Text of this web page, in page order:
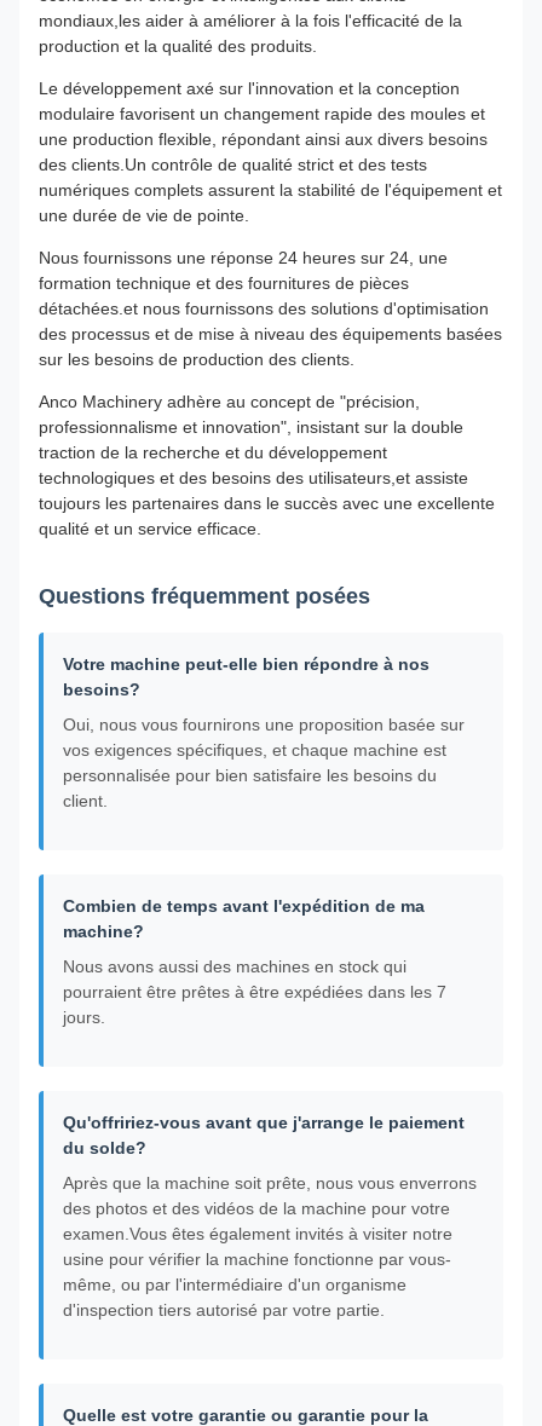
mondiaux,les aider à améliorer à la fois l'efficacité de la
production et la qualité des produits.
Le développement axé sur l'innovation et la conception
modulaire favorisent un changement rapide des moules et
une production flexible, répondant ainsi aux divers besoins
des clients.Un contrôle de qualité strict et des tests
numériques complets assurent la stabilité de l'équipement et
une durée de vie de pointe.
Nous fournissons une réponse 24 heures sur 24, une
formation technique et des fournitures de pièces
détachées.et nous fournissons des solutions d'optimisation
des processus et de mise à niveau des équipements basées
sur les besoins de production des clients.
Anco Machinery adhère au concept de "précision,
professionnalisme et innovation", insistant sur la double
traction de la recherche et du développement
technologiques et des besoins des utilisateurs,et assiste
toujours les partenaires dans le succès avec une excellente
qualité et un service efficace.
Questions fréquemment posées
Votre machine peut-elle bien répondre à nos
besoins?
Oui, nous vous fournirons une proposition basée sur
vos exigences spécifiques, et chaque machine est
personnalisée pour bien satisfaire les besoins du
client.
Combien de temps avant l'expédition de ma
machine?
Nous avons aussi des machines en stock qui
pourraient être prêtes à être expédiées dans les 7
jours.
Qu'offririez-vous avant que j'arrange le paiement
du solde?
Après que la machine soit prête, nous vous enverrons
des photos et des vidéos de la machine pour votre
examen.Vous êtes également invités à visiter notre
usine pour vérifier la machine fonctionne par vous-
même, ou par l'intermédiaire d'un organisme
d'inspection tiers autorisé par votre partie.
Quelle est votre garantie ou garantie pour la